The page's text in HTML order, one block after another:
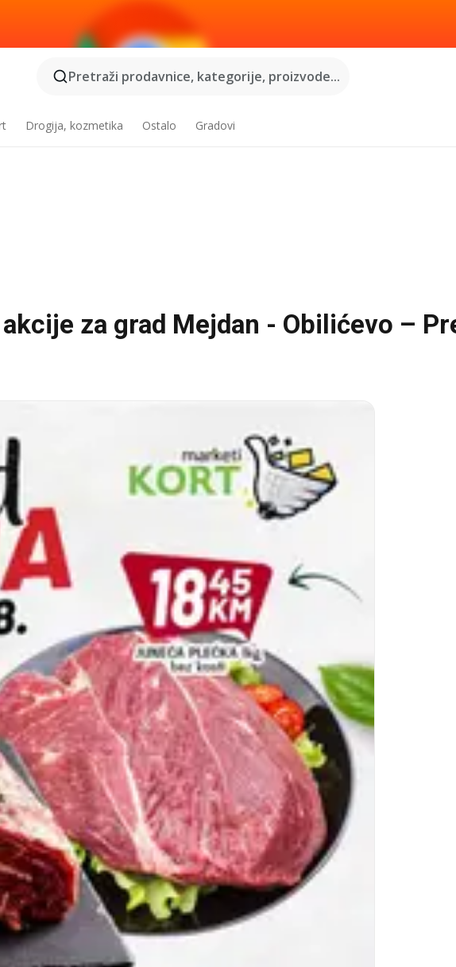
Pretraži prodavnice, kategorije, proizvode...
Drogija, kozmetika Ostalo Gradovi
za grad Mejdan - Obilićevo –